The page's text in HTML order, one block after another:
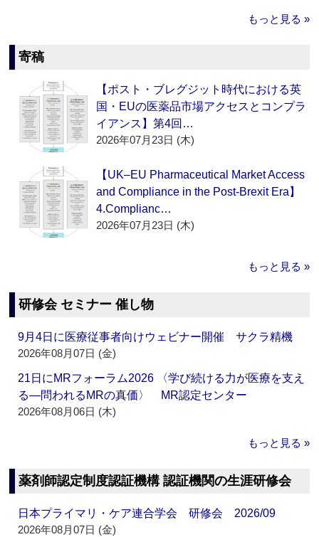
もっと見る »
寄稿
【ポスト・ブレグジット時代における英
国・EUの医薬品市場アクセスとコンプラ
イアンス】第4回…
2026年07月23日 (木)
【UK–EU Pharmaceutical Market Access
and Compliance in the Post-Brexit Era】
4.Complianc…
2026年07月23日 (木)
もっと見る »
研修会 セミナー 催し物
9月4日に医療従事者向けウェビナー開催 サクラ精機
2026年08月07日 (金)
21日にMRフォーラム2026 〈学び続ける力が医療を支え
る―問われるMRの真価〉 MR認定センター
2026年08月06日 (木)
もっと見る »
薬剤師認定制度認証機構 認証機関の生涯研修会
日本プライマリ・ケア連合学会 研修会 2026/09
2026年08月07日 (金)